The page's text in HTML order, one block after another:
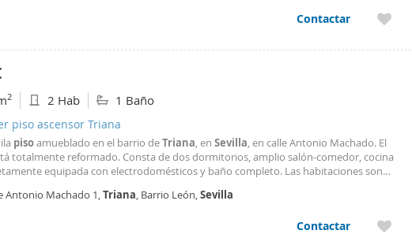
Contactar
2 2 Hab 1 Baño
piso ascensor Triana
pisoamueblado en el barrio deTriana, en Sevilla, en calle Antonio Machado. El
totalmente reformado. Consta de dos dormitorios, amplio salón-comedor, cocina
equipada con electrodomésticos y baño completo. Las habitaciones son
de ascensor. Muy tranquilo, sin
Antonio Machado 1,Triana, Barrio León,Sevilla
Contactar